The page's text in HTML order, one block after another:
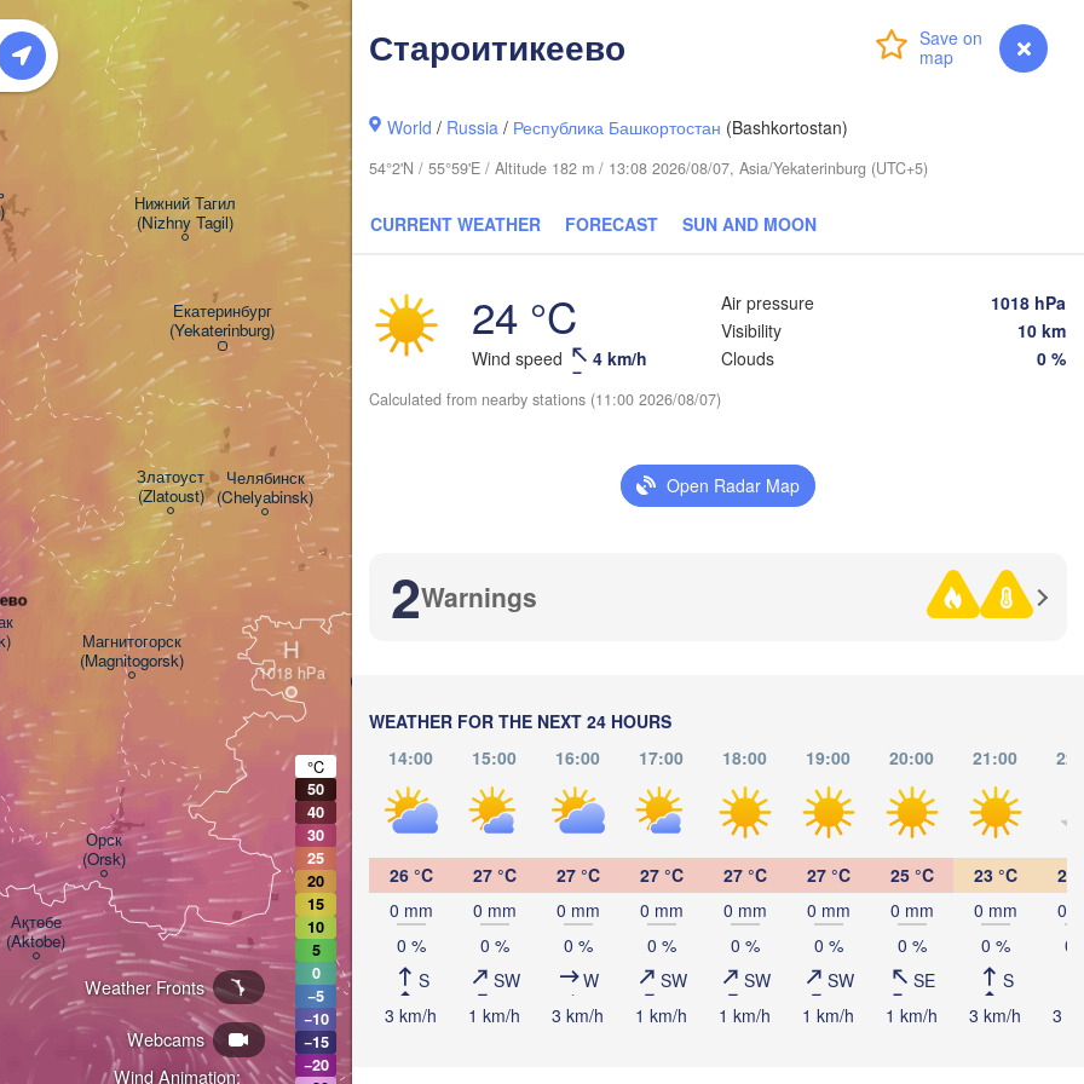
Login myVentusky Forecast
Староитикеево
World / Russia / Республика Башкортостан (Bashkortostan)
54°2'N / 55°59'E / Altitude 182 m / 13:08 2026/08/07, Asia/Yekaterinburg (UTC+5)
CURRENT WEATHER FORECAST SUN AND MOON
24 °C
Wind speed 4 km/h
Air pressure
1018 hPa
Visibility
10 km
Clouds
0 %
Calculated from nearby stations (11:00 2026/08/07)
Open Radar Map
2Warnings
WEATHER FOR THE NEXT 24 HOURS
14:00
15:00 16:00 17:00 18:00 19:00 20:00 21:00
26 °C
0 mm
0 %
S
3 km/h
27 °C
0 mm
0 %
SW
1 km/h
27 °C
0 mm
0 %
W
3 km/h
27 °C
0 mm
0 %
SW
1 km/h
27 °C
0 mm
0 %
SW
1 km/h
27 °C
0 mm
0 %
SW
1 km/h
25 °C
0 mm
0 %
SE
1 km/h
23 °C
0 mm
0 %
S
3 km/h
21
0
0
3
Wind Animation:
Webcams
Weather Fronts
Екатеринбург
(Yekaterinburg)
(Tyumen)
Нижний Тагил
(Nizhny Tagil)
Челябинск
(Chelyabinsk)
Ақтөбе
(Aktobe)
Орск
(Orsk)
(Kostanay)
Златоуст
(Zlatoust)
Магнитогорск
(Magnitogorsk)
(Astana)
Петропавл
Екібастұз
(Ekibastuz)
(Qarağandy)
H
°C
50
40
30
25
20
15
10
5
0
−5
−10
−15
−20